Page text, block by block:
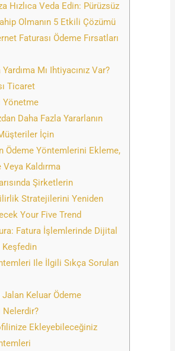
Hızlıca Veda Edin: Pürüzsüz
Olmanın 5 Etkili Çözümü
Faturası Ödeme Fırsatları
Mı Ihtiyacınız Var?
Ticaret
Yönetme
Daha Fazla Yararlanın
İçin
Ödeme Yöntemlerini Ekleme,
Veya Kaldırma
Şirketlerin
Stratejilerini Yeniden
Your Five Trend
Fatura İşlemlerinde Dijital
Keşfedin
Ile İlgili Sıkça Sorulan
Jalan Keluar Ödeme
Ekleyebileceğiniz